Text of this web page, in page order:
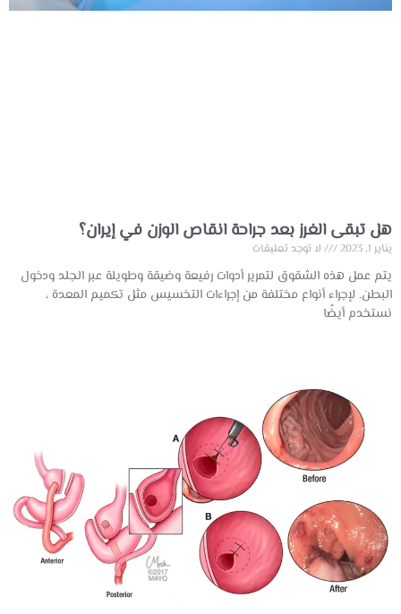
هل تبقى الغرز بعد جراحة انقاص الوزن في إيران؟
يناير 1, 2023 لا توجد تعليقات
يتم عمل هذه الشقوق لتمرير أدوات رفيعة وضيقة وطويلة عبر الجلد ودخول
البطن. لإجراء أنواع مختلفة من إجراءات التخسيس مثل تكميم المعدة ،
نستخدم أيضًا